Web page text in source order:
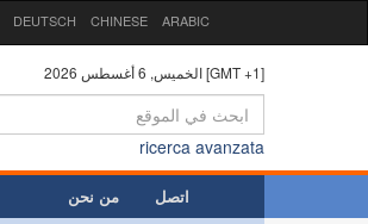
DEUTSCH CHINESE ARABIC
الخميس, 6 أغسطس 2026 [GMT +1]
ricerca avanzata
من نحن اتصل